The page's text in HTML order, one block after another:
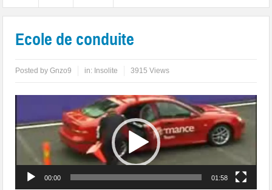
Ecole de conduite
Posted byGnzo9 in: Insolite 3915 Views
00:00 01:58